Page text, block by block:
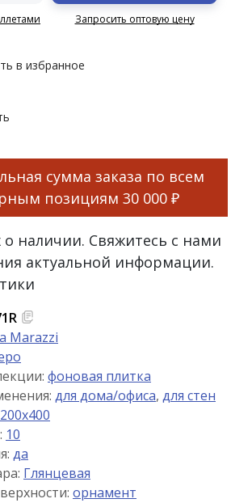
Запросить оптовую цену
в избранное
сумма заказа по всем
позициям 30 000 ₽
наличии. Свяжитесь с нами
актуальной информации.
Marazzi
фоновая плитка
для дома/офиса, для стен
10
да
Глянцевая
орнамент